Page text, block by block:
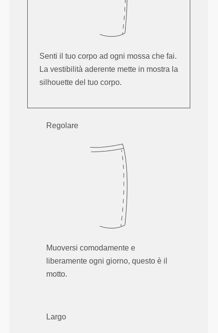
Senti il tuo corpo ad ogni mossa che fai.
La vestibilità aderente mette in mostra la
silhouette del tuo corpo.
Regolare
Muoversi comodamente e
liberamente ogni giorno, questo è il
motto.
Largo